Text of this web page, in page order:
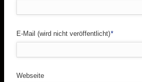
Pflichtfeld
E-Mail (wird nicht veröffentlicht)*
Webseite